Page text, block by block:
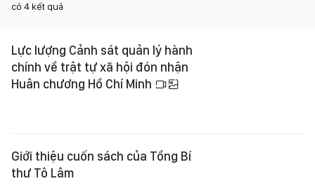
có 4 kết quả
Lực lượng Cảnh sát quản lý hành
chính về trật tự xã hội đón nhận
Huân chương Hồ Chí Minh
Giới thiệu cuốn sách của Tổng Bí
thư Tô Lâm